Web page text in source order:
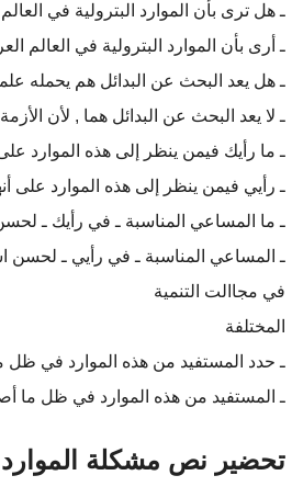
ـ هل ترى بأن الموارد البترولية في
ـ أرى بأن الموارد البترولية في العالم
ـ هل يعد البحث عن البدائل هم يحمله
ـ لا يعد البحث عن البدائل هما , لأن
ـ ما رأيك فيمن ينظر إلى هذه الموارد
ـ رأيي فيمن ينظر إلى هذه الموارد على
ـ ما المساعي المناسبة ـ في رأيك ـ
ـ المساعي المناسبة ـ في رأيي ـ لحسن
في مجاالت التنمية
المختلفة
ـ حدد المستفيد من هذه الموارد في ظل
ـ المستفيد من هذه الموارد في ظل ما
تحضير نص مشكلة